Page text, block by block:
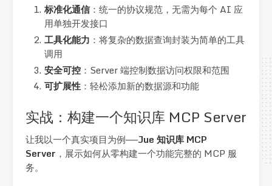
标准化通信：统一的协议规范，无需为每个 AI 应
用单独开发接口
工具化能力 ：将复杂的数据查询封装为简单的工具
调用
安全可控：Server 端控制数据访问权限和范围
可扩展性：轻松添加新的数据源和功能
实战：构建一个知识库 MCP Server
让我以一个真实项目为例——Jue 知识库 MCP
Server ，展示如何从零构建一个功能完整的 MCP 服
务。